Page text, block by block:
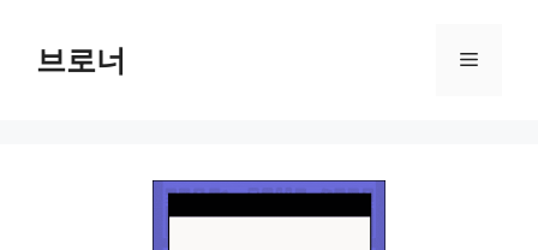
브로너 메